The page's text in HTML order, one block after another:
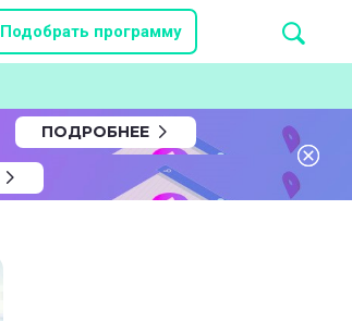
Подобрать программу
ПОДРОБНЕЕ